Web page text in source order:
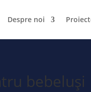
Despre noi